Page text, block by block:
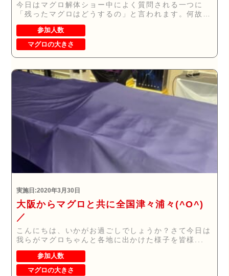
今日はマグロ解体ショー中によく質問される一つに
「残ったマグロはどうするの」と言われます。何故か
と申...
参加人数
マグロの大きさ
実施日:2020年3月30日
大阪からマグロと共に全国津々浦々(^O^)
／
こんにちは、いかがお過ごしでしょうか？さて今日は
我らがマグロちゃんと各地に出かけた様子を皆様...
参加人数
マグロの大きさ